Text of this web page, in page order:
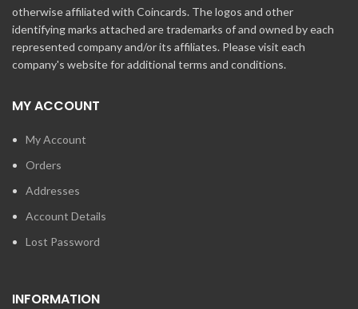
otherwise affiliated with Coincards. The logos and other
identifying marks attached are trademarks of and owned by each
represented company and/or its affiliates. Please visit each
company's website for additional terms and conditions.
MY ACCOUNT
My Account
Orders
Addresses
Account Details
Lost Password
INFORMATION